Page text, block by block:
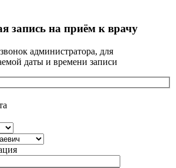
запись на приём к врачу
администратора, для
даты и времени записи